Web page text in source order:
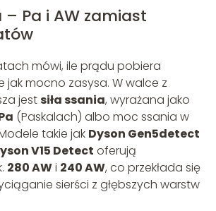
Pa i AW zamiast
mówi, ile prądu pobiera
jak mocno zasysa. W walce z
jestsiła ssania, wyrażana jako
(Paskalach) albo moc ssania w
takie jak Dyson Gen5detect
V15 Detect oferują
280 AWi 240 AW, co przekłada się
sierści z głębszych warstw